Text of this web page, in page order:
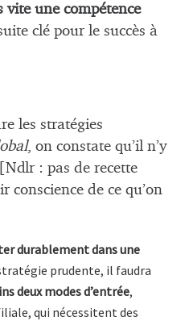
une compétence
clé pour le succès à
les stratégies
, on constate qu’il n’y
: pas de recette
de ce qu’on
durablement dans une
prudente, il faudra
deux modes d’entrée,
qui nécessitent des